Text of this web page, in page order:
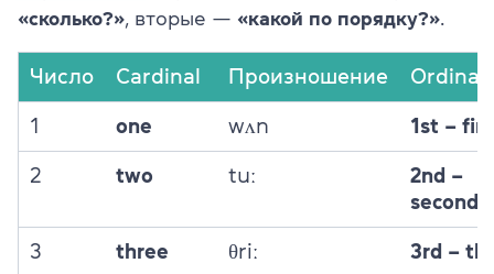
«сколько?» , вторые — «какой по порядку?»
Число Cardinal Произношение Ordinal
1 one wʌn 1st –
2 two tuː
2nd –
second
3 three θriː 3rd –